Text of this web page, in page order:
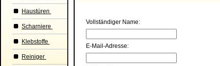
Haustüren
Scharniere
Klebstoffe
Reiniger
Vollständiger Name:
E-Mail-Adresse: